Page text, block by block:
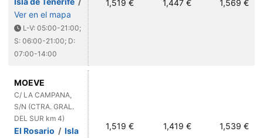
Ver en el mapa
L-V: 05:00-21:00;
S: 06:00-21:00; D:
07:00-14:00
1,519 € 1,447 € 1,569 €
MOEVE
C/ LA CAMPANA,
S/N (CTRA. GRAL.
DEL SUR km 4)
El Rosario / Isla
1,519 € 1,419 € 1,539 €